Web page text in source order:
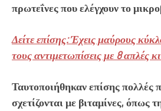
πρωτεΐνες που ελέγχουν το
Δείτε επίσης: Έχεις μαύρους
τους αντιμετωπίσεις με 8 απλές
Ταυτοποιήθηκαν επίσης πολλές
σχετίζονται με βιταμίνες, όπως